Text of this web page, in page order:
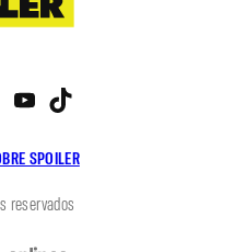
SPOILER
X YouTube
reservados